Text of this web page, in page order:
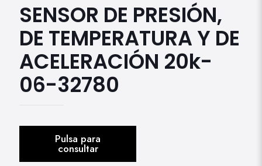
SENSOR DE PRESIÓN,
DE TEMPERATURA Y DE
ACELERACIÓN 20k-
06-32780